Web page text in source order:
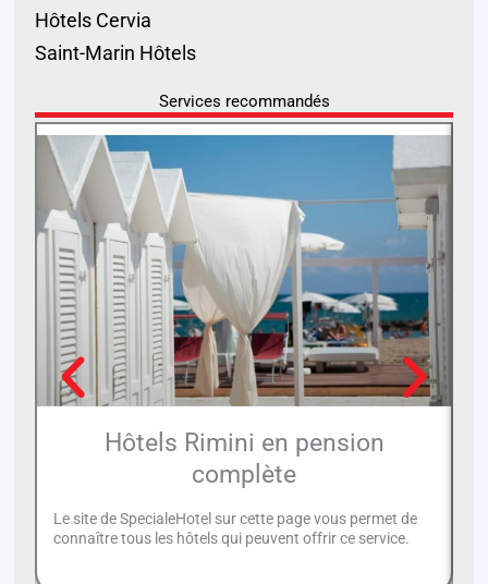
Hôtels Cervia
Saint-Marin Hôtels
Services recommandés
Hôtels Rimini en pension
complète
Le site de SpecialeHotel sur cette page vous permet de
connaître tous les hôtels qui peuvent offrir ce service.